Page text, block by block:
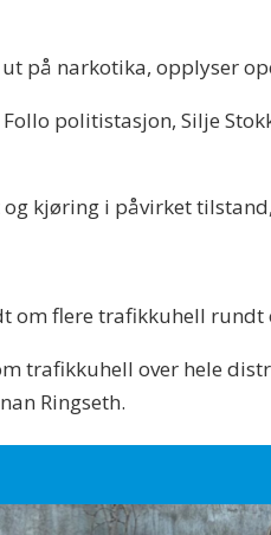
på narkotika, opplyser
politistasjon, Silje
kjøring i påvirket
om flere trafikkuhell rundt
trafikkuhell over hele
Ringseth.